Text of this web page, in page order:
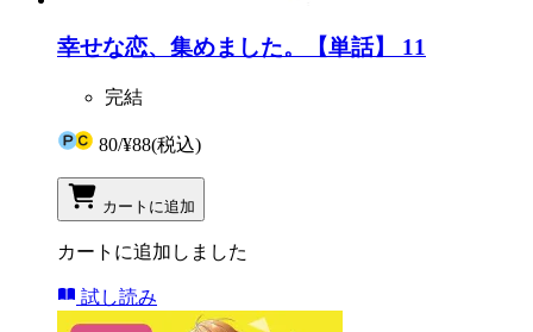
幸せな恋、集めました。【単話】 11
完結
80/¥88(税込)
カートに追加
カートに追加しました
試し読み